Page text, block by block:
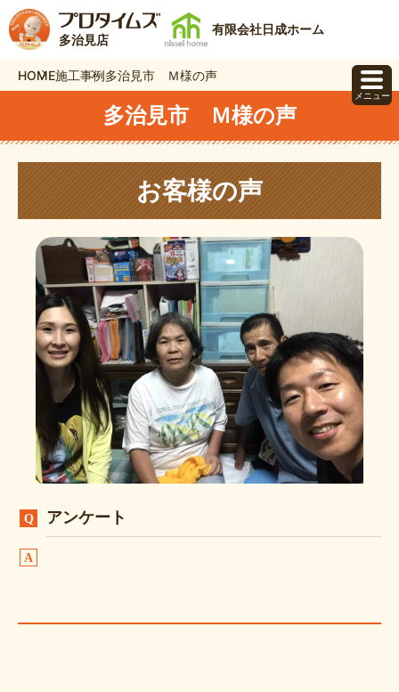
多治見店
有限会社日成ホーム
HOME施工事例多治見市 Ｍ様の声
多治見市 Ｍ様の声
お客様の声
アンケート
メニュー